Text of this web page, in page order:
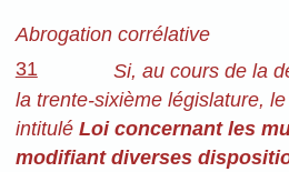
Abrogation corrélative
31
Si, au cours de la
la trente-sixième législature,
intitulé Loi concernant les
modifiant diverses